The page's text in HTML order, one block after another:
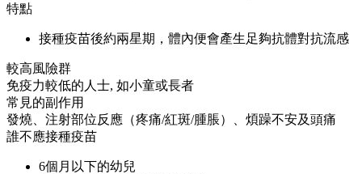
特點
接種疫苗後約兩星期，體內便會產生足夠抗體對抗流感
較高風險群
免疫力較低的人士, 如小童或長者
常見的副作用
發燒、注射部位反應（疼痛/紅斑/腫脹）、煩躁不安及頭痛
誰不應接種疫苗
6個月以下的幼兒